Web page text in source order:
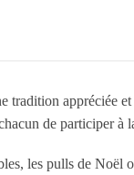
tradition appréciée
de participer à
les pulls de Noël